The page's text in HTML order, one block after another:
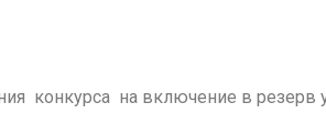
конкурса на включение в резерв